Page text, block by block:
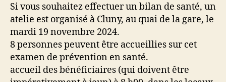
Si vous souhaitez effectuer un bilan de santé, un
atelie est organisé à Cluny, au quai de la gare, le
mardi 19 novembre 2024.
8 personnes peuvent être accueillies sur cet
examen de prévention en santé.
accueil des bénéficiaires (qui doivent être